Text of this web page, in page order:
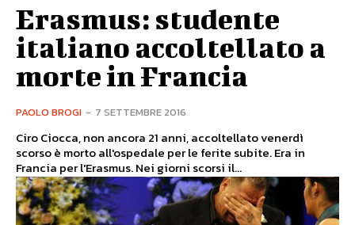
Erasmus: studente
italiano accoltellato a
morte in Francia
PAOLO BROGI - 7 SETTEMBRE 2016
Ciro Ciocca, non ancora 21 anni, accoltellato venerdì
scorso è morto all'ospedale per le ferite subite. Era in
Francia per l'Erasmus. Nei giorni scorsi il...